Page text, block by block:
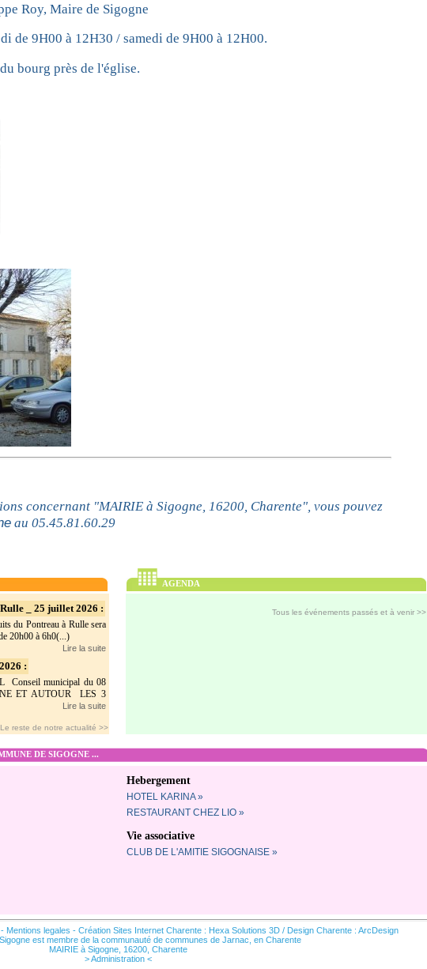
Roy, Maire de Sigogne
de 9H00 à 12H30 / samedi de 9H00 à 12H00.
bourg près de l'église.
concernant "MAIRIE à Sigogne, 16200, Charente", vous pouvez
au 05.45.81.60.29
AGENDA
_ 25 juillet 2026 :
du Pontreau à Rulle sera
20h00 à 6h0(...)
Lire la suite
:
Conseil municipal du 08
ET AUTOUR LES 3
Lire la suite
Le reste de notre actualité >>
Tous les événements passés et à venir >>
DE SIGOGNE ...
Hebergement
HOTEL KARINA »
RESTAURANT CHEZ LIO »
Vie associative
CLUB DE L'AMITIE SIGOGNAISE »
Mentions legales - Création Sites Internet Charente : Hexa Solutions 3D / Design Charente : ArcDesign
est membre de la communauté de communes de Jarnac, en Charente
MAIRIE à Sigogne, 16200, Charente
> Administration <